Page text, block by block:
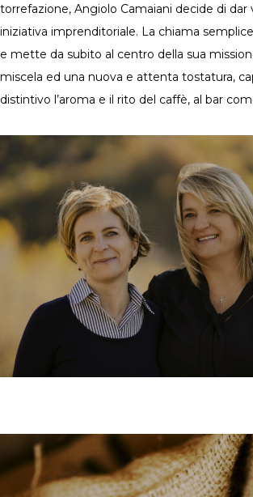
torrefazione, Angiolo Camaiani decide di dar
iniziativa imprenditoriale. La chiama
e mette da subito al centro della sua
miscela ed una nuova e attenta tostatura,
distintivo l’aroma e il rito del caffè, al bar